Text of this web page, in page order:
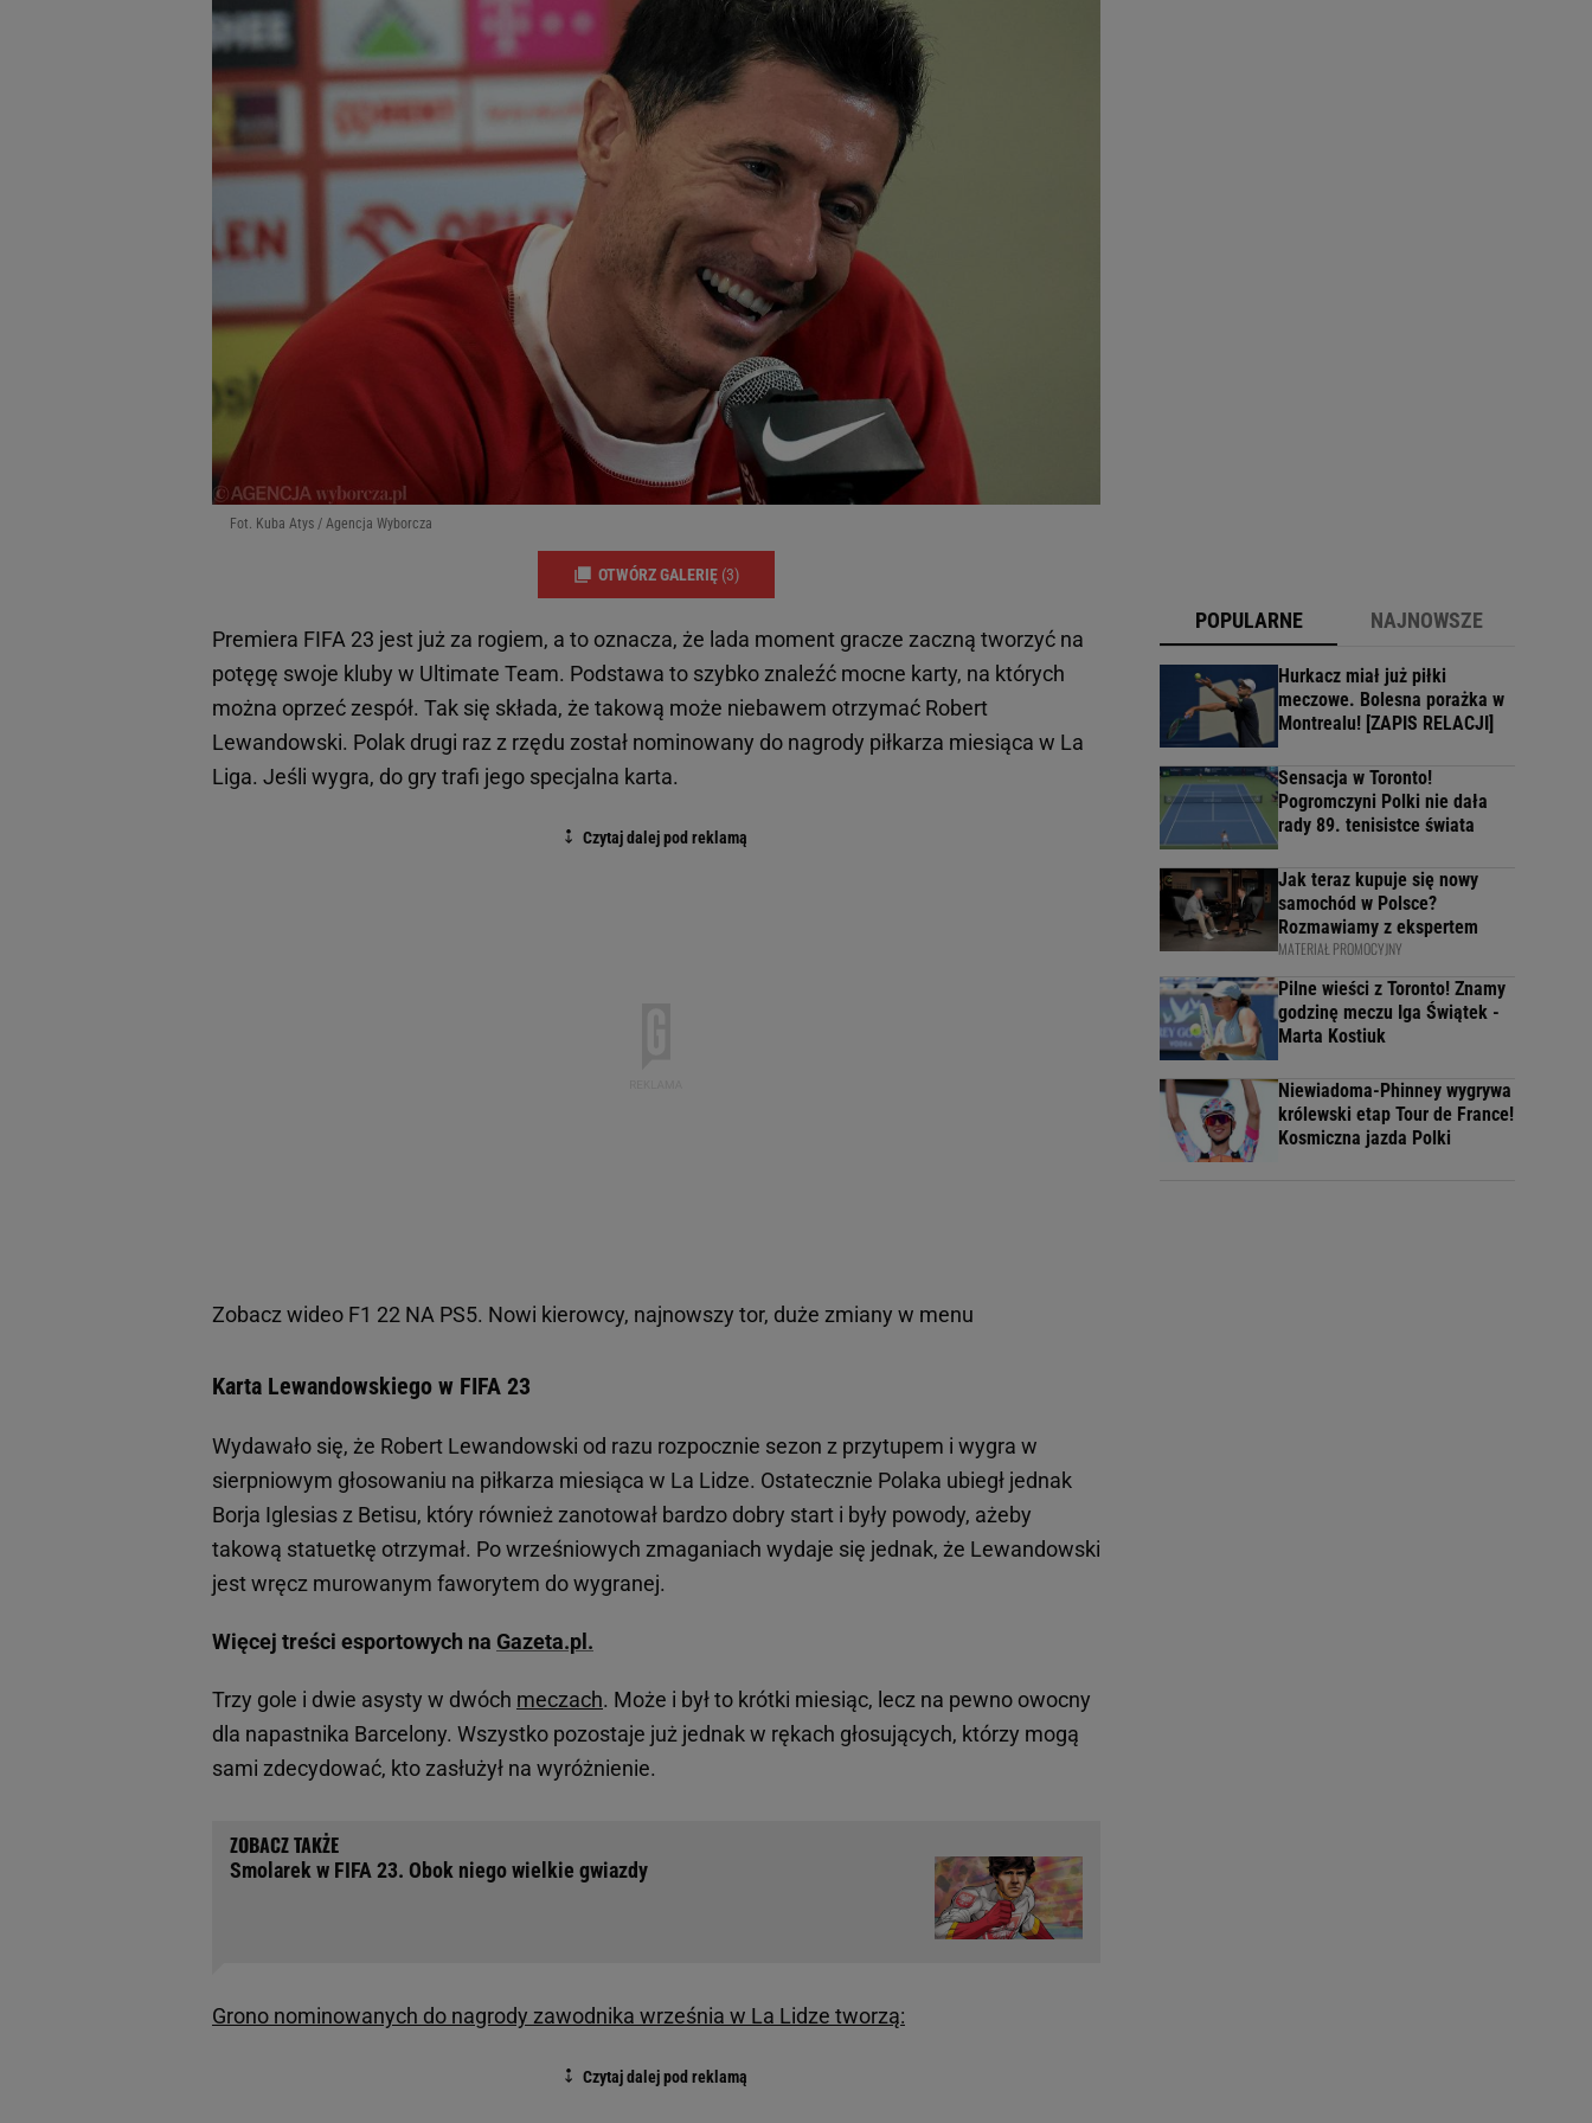
Fot. Kuba Atys / Agencja Wyborcza
OTWÓRZ GALERIĘ (3)
Premiera FIFA 23 jest już za rogiem, a to oznacza, że lada moment gracze zaczną tworzyć na
potęgę swoje kluby w Ultimate Team. Podstawa to szybko znaleźć mocne karty, na których
można oprzeć zespół. Tak się składa, że takową może niebawem otrzymać Robert
Lewandowski. Polak drugi raz z rzędu został nominowany do nagrody piłkarza miesiąca w La
Liga. Jeśli wygra, do gry trafi jego specjalna karta.
Zobacz wideo F1 22 NA PS5. Nowi kierowcy, najnowszy tor, duże zmiany w menu
Karta Lewandowskiego w FIFA 23
Wydawało się, że Robert Lewandowski od razu rozpocznie sezon z przytupem i wygra w
sierpniowym głosowaniu na piłkarza miesiąca w La Lidze. Ostatecznie Polaka ubiegł jednak
Borja Iglesias z Betisu, który również zanotował bardzo dobry start i były powody, ażeby
takową statuetkę otrzymał. Po wrześniowych zmaganiach wydaje się jednak, że Lewandowski
jest wręcz murowanym faworytem do wygranej.
Więcej treści esportowych na Gazeta.pl.
Trzy gole i dwie asysty w dwóch meczach. Może i był to krótki miesiąc, lecz na pewno owocny
dla napastnika Barcelony. Wszystko pozostaje już jednak w rękach głosujących, którzy mogą
sami zdecydować, kto zasłużył na wyróżnienie.
Smolarek w FIFA 23. Obok niego wielkie gwiazdy
Grono nominowanych do nagrody zawodnika września w La Lidze tworzą:
POPULARNE NAJNOWSZE
Hurkacz miał już piłki
meczowe. Bolesna porażka w
Montrealu! [ZAPIS RELACJI]
Sensacja w Toronto!
Pogromczyni Polki nie dała
rady 89. tenisistce świata
Jak teraz kupuje się nowy
samochód w Polsce?
Rozmawiamy z ekspertem
MATERIAŁ PROMOCYJNY
Pilne wieści z Toronto! Znamy
godzinę meczu Iga Świątek -
Marta Kostiuk
Niewiadoma-Phinney wygrywa
królewski etap Tour de France!
Kosmiczna jazda Polki